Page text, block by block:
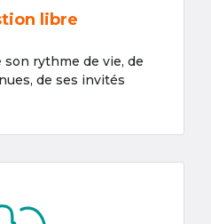
libre
rythme de vie, de
de ses invités